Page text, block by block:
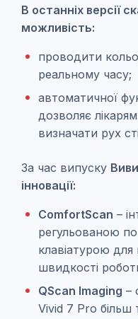
В останніх версії
можливість:
проводити
реальному часу;
автоматичної
дозволяє
визначати рух
За час випуску
інновації:
ComfortScan –
регульованою
клавіатурою для
швидкості
QScan Imaging –
Vivid 7 Pro більш